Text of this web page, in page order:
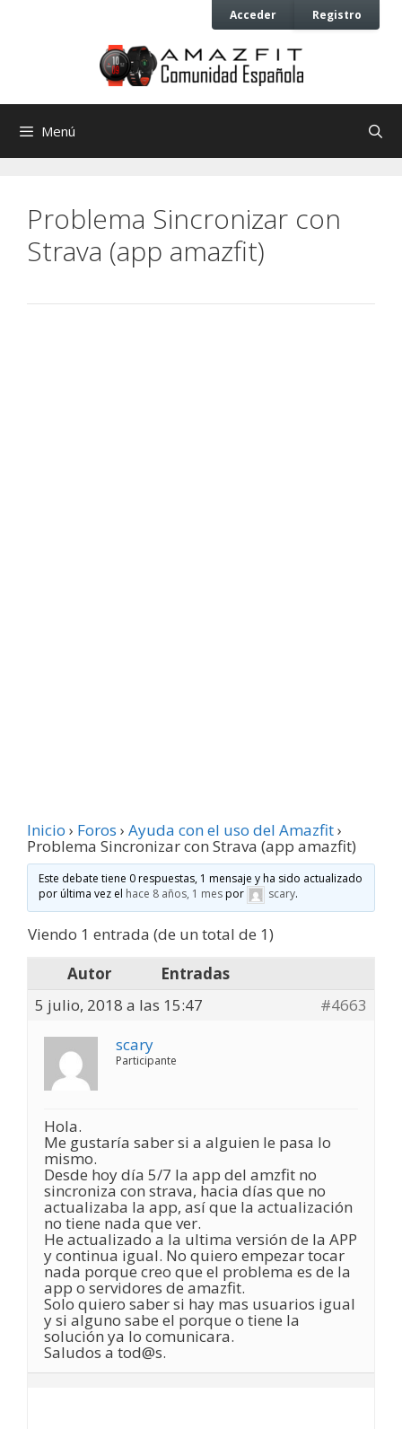
Acceder Registro
Menú
Problema Sincronizar con
Strava (app amazfit)
Inicio › Foros › Ayuda con el uso del Amazfit›
Problema Sincronizar con Strava (app amazfit)
Este debate tiene 0 respuestas, 1 mensaje y ha sido actualizado
por última vez el hace 8 años, 1 mespor scary.
Viendo 1 entrada (de un total de 1)
Autor
Entradas
5 julio, 2018 a las 15:47
#4663
scary
Participante
Hola.
Me gustaría saber si a alguien le pasa lo
mismo.
Desde hoy día 5/7 la app del amzfit no
sincroniza con strava, hacia días que no
actualizaba la app, así que la actualización
no tiene nada que ver.
He actualizado a la ultima versión de la APP
y continua igual. No quiero empezar tocar
nada porque creo que el problema es de la
app o servidores de amazfit.
Solo quiero saber si hay mas usuarios igual
y si alguno sabe el porque o tiene la
solución ya lo comunicara.
Saludos a tod@s.